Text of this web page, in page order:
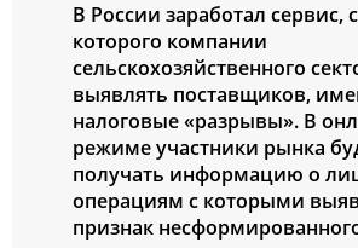
В России заработал
которого компании
сельскохозяйственного
выявлять поставщиков,
налоговые «разрывы». В
режиме участники рынка
получать информацию о
операциям с которыми
признак